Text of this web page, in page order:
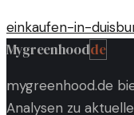
einkaufen-in-
Mygreenhoodde
mygreenhood.de
Analysen zu